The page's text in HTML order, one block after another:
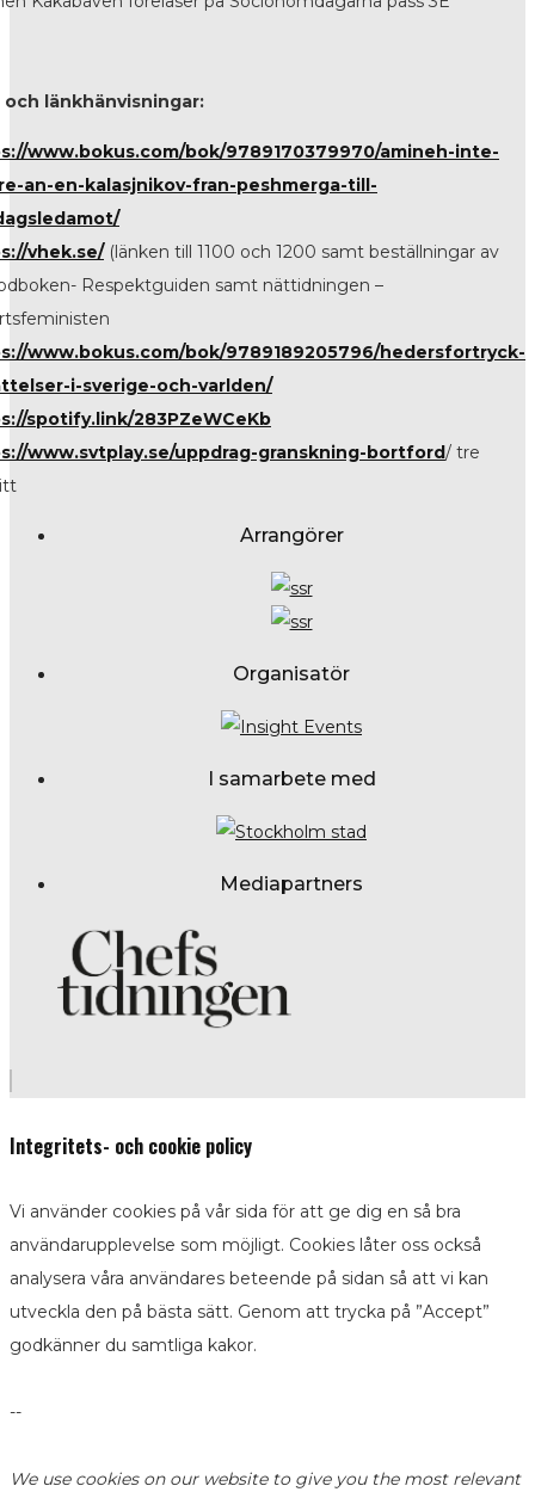
och länkhänvisningar:
www.bokus.com/bok/9789170379970/amineh-inte-
an-en-kalasjnikov-fran-peshmerga-till-
vhek.se/(länken till 1100 och 1200 samt beställningar av
Respektguiden samt nättidningen –
www.bokus.com/bok/9789189205796/hedersfortryck-
i-sverige-och-varlden/
spotify.link/283PZeWCeKb
www.svtplay.se/uppdrag-granskning-bortford/ tre
Arrangörer
Organisatör
I samarbete med
Mediapartners
Integritets- och cookie policy
Vi använder cookies på vår sida för att ge dig en så bra
användarupplevelse som möjligt. Cookies låter oss också
analysera våra användares beteende på sidan så att vi kan
utveckla den på bästa sätt. Genom att trycka på ”Accept”
godkänner du samtliga kakor.
--
We use cookies on our website to give you the most relevant